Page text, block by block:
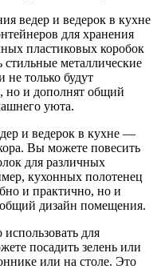
ведер и ведерок в кухне
для хранения
пластиковых коробок
металлические
только будут
и дополнят общий
уюта.
и ведерок в кухне —
Вы можете повесить
для различных
кухонных полотенец
и практично, но и
дизайн помещения.
для
посадить зелень или
или на столе. Это